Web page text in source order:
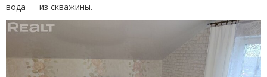
вода — из скважины.